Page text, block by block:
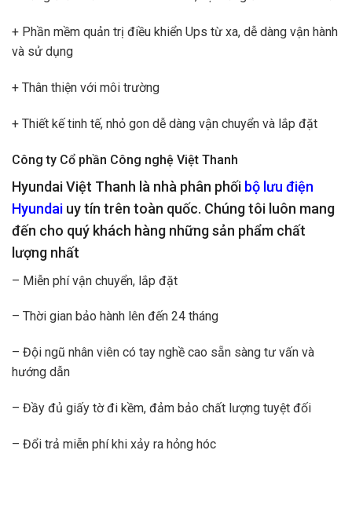
+ Phần mềm quản trị điều khiển Ups từ xa, dễ dàng vận hành
và sử dụng
+ Thân thiện với môi trường
+ Thiết kế tinh tế, nhỏ gon dễ dàng vận chuyển và lắp đặt
Công ty Cổ phần Công nghệ Việt Thanh
Hyundai Việt Thanh là nhà phân phối bộ lưu điện
Hyundai uy tín trên toàn quốc. Chúng tôi luôn mang
đến cho quý khách hàng những sản phẩm chất
lượng nhất
– Miễn phí vận chuyển, lắp đặt
– Thời gian bảo hành lên đến 24 tháng
– Đội ngũ nhân viên có tay nghề cao sẵn sàng tư vấn và
hướng dẫn
– Đầy đủ giấy tờ đi kềm, đảm bảo chất lượng tuyệt đối
– Đổi trả miễn phí khi xảy ra hỏng hóc